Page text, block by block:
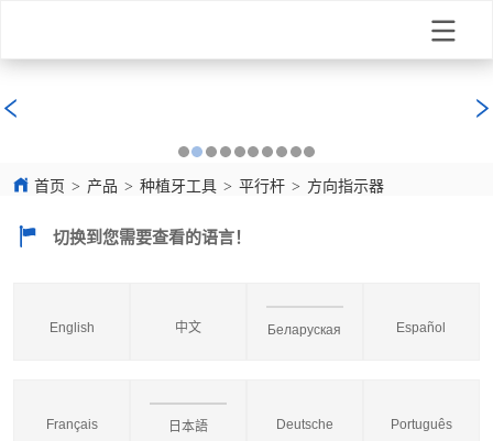
首页 > 产品 > 种植牙工具 > 平行杆 > 方向指示器
切换到您需要查看的语言！
English 中文 Беларуская Español
Français 日本語 Deutsche Português